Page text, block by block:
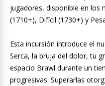
jugadores, disponible en los
(1710+), Difícil (1730+) y
Esta incursión introduce el
Serca, la bruja del dolor, tu
espacio Brawl durante un
progresivas. Superarlas